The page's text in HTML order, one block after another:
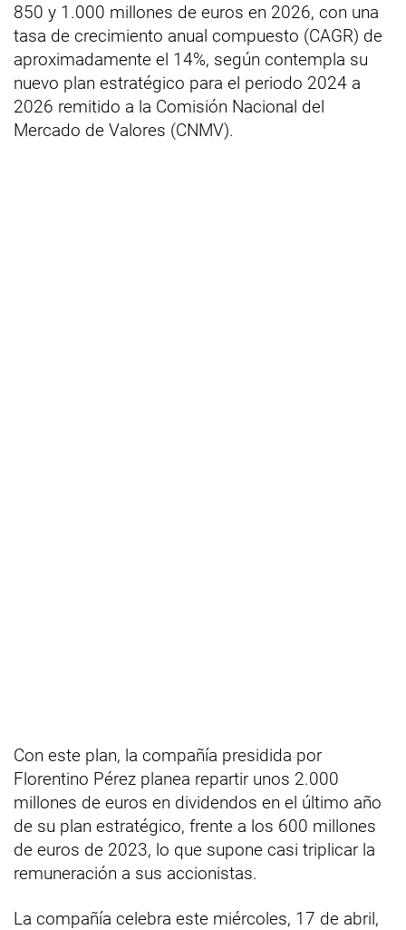
850 y 1.000 millones de euros en 2026, con una
tasa de crecimiento anual compuesto (CAGR) de
aproximadamente el 14%, según contempla su
nuevo plan estratégico para el periodo 2024 a
2026 remitido a la Comisión Nacional del
Mercado de Valores (CNMV).
Con este plan, la compañía presidida por
Florentino Pérez planea repartir unos 2.000
millones de euros en dividendos en el último año
de su plan estratégico, frente a los 600 millones
de euros de 2023, lo que supone casi triplicar la
remuneración a sus accionistas.
La compañía celebra este miércoles, 17 de abril,